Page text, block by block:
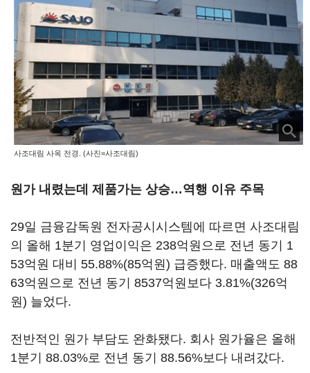
사조대림 사옥 전경. (사진=사조대림)
원가 내렸는데 제품가는 상승…역행 이유 주목
29일 금융감독원 전자공시시스템에 따르면 사조대림
의 올해 1분기 영업이익은 238억원으로 전년 동기 1
53억원 대비 55.88%(85억원) 급증했다. 매출액도 88
63억원으로 전년 동기 8537억원보다 3.81%(326억
원) 늘었다.
전반적인 원가 부담도 완화됐다. 회사 원가율은 올해
1분기 88.03%로 전년 동기 88.56%보다 내려갔다.